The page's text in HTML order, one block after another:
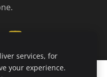
services, for
your experience.